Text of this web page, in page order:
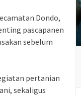
Dondo,
pascapanen
sebelum
pertanian
sekaligus